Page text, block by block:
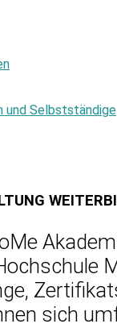
und Selbstständige
sich